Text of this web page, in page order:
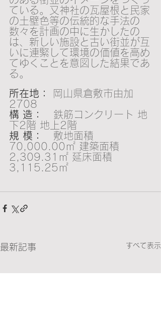
ている。又神社の瓦屋根と民家
の土壁色等の伝統的な手法の
数々を計画の中に生かしたの
は、新しい施設と古い街並が互
いに連緊して環境の価値を高め
てゆくことを意図した結果であ
る。
所在地：
岡山県倉敷市由加
2708
構 造：
   鉄筋コンクリート 地
下2階 地上2階
規 模：
   敷地面積
70,000.00㎡ 建築面積
2,309.31㎡ 延床面積
3,115.25㎡
最新記事 すべて表示